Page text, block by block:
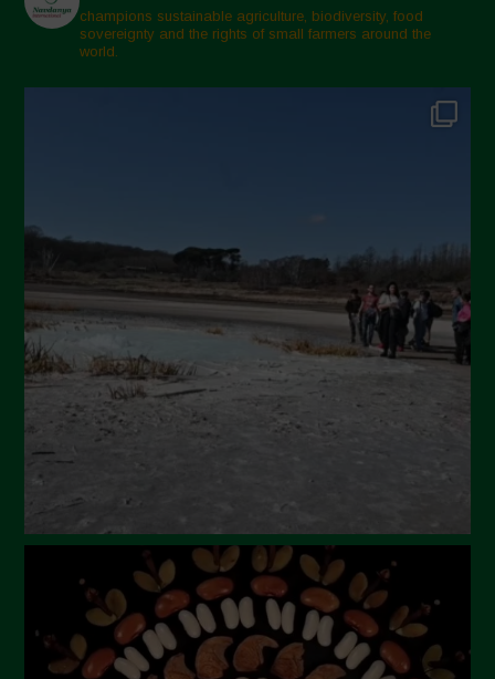
Marzo 2025
Febbraio 2025
Gennaio 2025
Settembre 2024
Luglio 2024
Maggio 2024
Aprile 2024
Marzo 2024
Febbraio 2024
Ottobre 2023
Settembre 2023
Agosto 2023
champions sustainable agriculture, biodiversity, food
sovereignty and the rights of small farmers around the
world.